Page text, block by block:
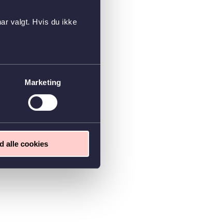
valgt. Hvis du ikke
Marketing
alle cookies